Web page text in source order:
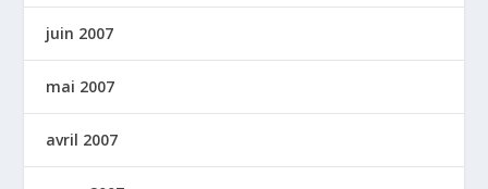
juin 2007
mai 2007
avril 2007